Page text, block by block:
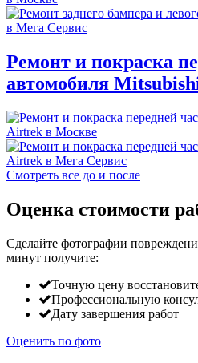
Ремонт и покраска
автомобиля
Смотреть все до и после
Оценка стоимости
Сделайте фотографии
минут получите:
Точную цену
Профессиональную
Дату завершения работ
Оценить по фото